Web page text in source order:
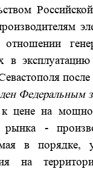
отношении
в
к цене на
рынка -
в порядке,
на